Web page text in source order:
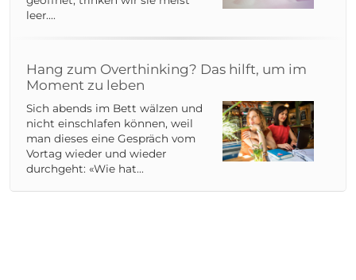
leer....
Hang zum Overthinking? Das hilft, um im
Moment zu leben
Sich abends im Bett wälzen und
nicht einschlafen können, weil
man dieses eine Gespräch vom
Vortag wieder und wieder
durchgeht: «Wie hat...